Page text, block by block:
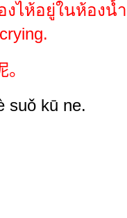
งไห้อยู่ในห้องน้
suǒ kū ne.